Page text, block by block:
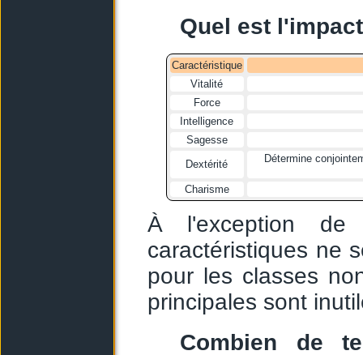
Quel est
Caractéristique
Vitalité
Force
Intelligence
Sagesse
Dextérité
Détermine
Charisme
À l'exception
caractéristiques ne
pour les classes
principales sont
Combien de